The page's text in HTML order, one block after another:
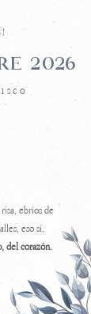
2026
ebrios de
eso sí,
del corazón.